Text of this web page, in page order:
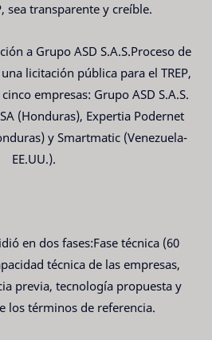
sea transparente y creíble.
a Grupo ASD S.A.S.Proceso de
licitación pública para el TREP,
empresas: Grupo ASD S.A.S.
(Honduras), Expertia Podernet
y Smartmatic (Venezuela-
EE.UU.).
en dos fases:Fase técnica (60
técnica de las empresas,
previa, tecnología propuesta y
los términos de referencia.